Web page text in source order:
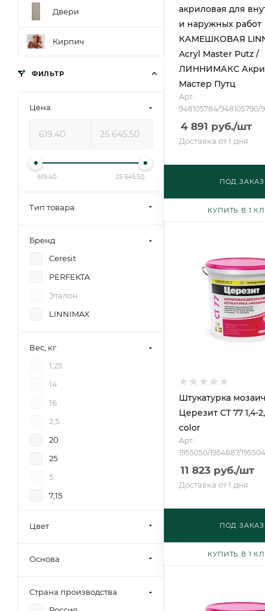
акриловая для
и наружных работ
КАМЕШКОВАЯ
Acryl Master Putz /
ЛИННИМАКС
Мастер Путц
Арт.:
948105784/948105790/
4 891 руб./шт
Доставка от 1 дня
ПОД ЗАКАЗ
КУПИТЬ В 1
Штукатурка
Церезит CT 77 1,4-
color
Арт.:
1955050/1954887/
11 823 руб./шт
Доставка от 1 дня
ПОД ЗАКАЗ
КУПИТЬ В 1
Двери
Кирпич
ФИЛЬТР
Цена
619.40 25 645.50
Тип товара
Бренд
Ceresit
PERFEKTA
Эталон
LINNIMAX
Вес, кг
1,25
14
16
2,5
20
25
5
7,15
Цвет
Основа
Страна производства